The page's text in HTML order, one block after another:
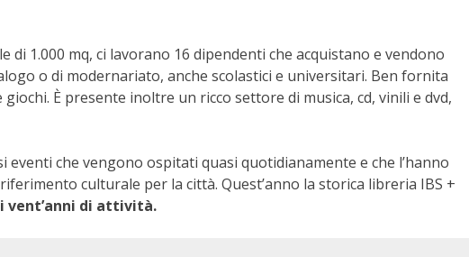
1.000 mq, ci lavorano 16 dipendenti che acquistano e vendono
o di modernariato, anche scolastici e universitari. Ben fornita
È presente inoltre un ricco settore di musica, cd, vinili e dvd,
che vengono ospitati quasi quotidianamente e che l’hanno
culturale per la città. Quest’anno la storica libreria IBS +
vent’anni di attività.